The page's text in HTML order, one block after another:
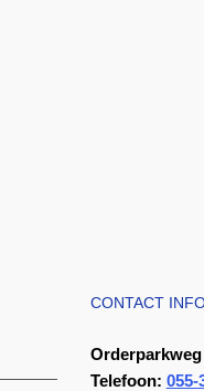
CONTACT
Orderparkweg
Telefoon: 055-